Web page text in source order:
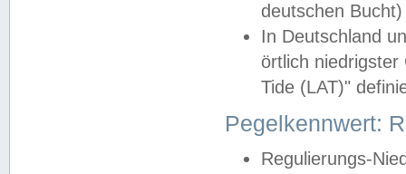
deutschen
In Deutschland
örtlich
Tide (LAT)"
Pegelkennwert:
Regulierungs-